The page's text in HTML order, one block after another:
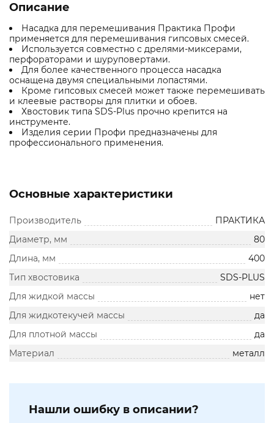
Описание
Насадка для перемешивания Практика Профи
применяется для перемешивания гипсовых смесей.
Используется совместно с дрелями-миксерами,
перфораторами и шуруповертами.
Для более качественного процесса насадка
оснащена двумя специальными лопастями.
Кроме гипсовых смесей может также перемешивать
и клеевые растворы для плитки и обоев.
Хвостовик типа SDS-Plus прочно крепится на
инструменте.
Изделия серии Профи предназначены для
профессионального применения.
Основные характеристики
Производитель
ПРАКТИКА
Диаметр, мм
80
Длина, мм
400
Тип хвостовика
SDS-PLUS
Для жидкой массы
нет
Для жидкотекучей массы
да
Для плотной массы
да
Материал
металл
Нашли ошибку в описании?